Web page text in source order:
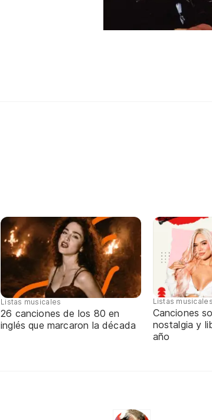
Listas musicales
26 canciones de los 80 en
inglés que marcaron la década
Listas musicales
Canciones
nostalgia y
año